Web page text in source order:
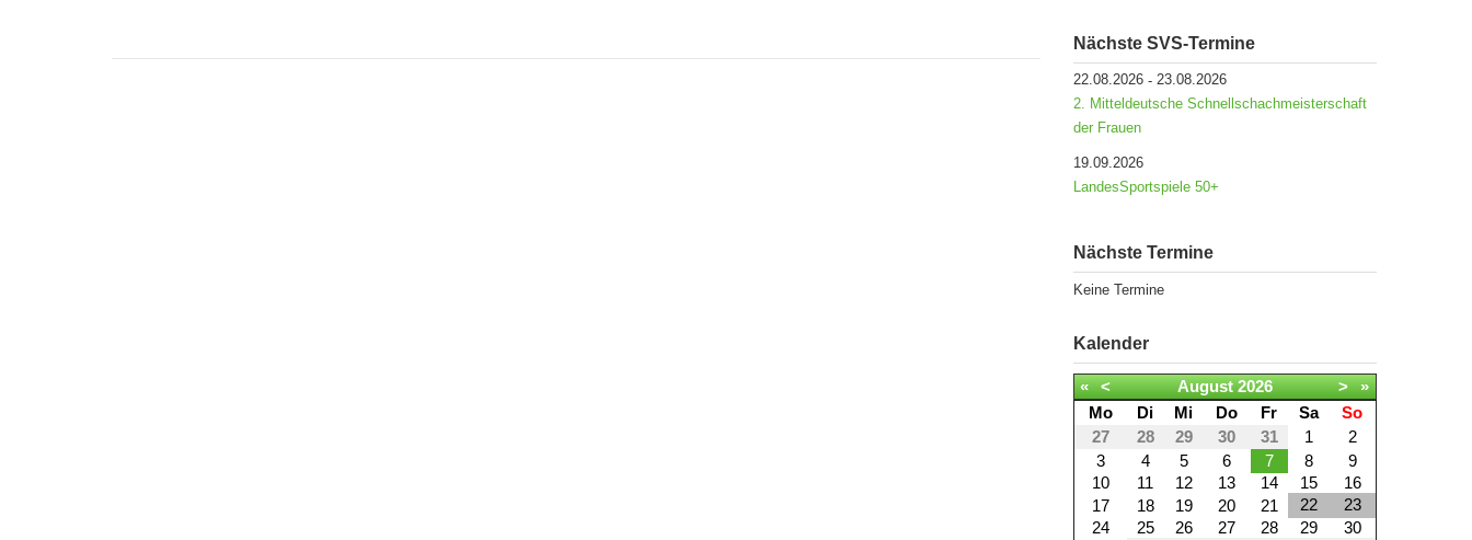
Nächste SVS-Termine
22.08.2026- 23.08.2026
2. Mitteldeutsche Schnellschachmeisterschaft
der Frauen
19.09.2026
LandesSportspiele 50+
Nächste Termine
Keine Termine
Kalender
« < August 2026 >
»
Mo
Di Mi Do Fr Sa
So
27
28 29 30 31 1
2
3
4 5 6 7 8
9
10
11 12 13 14 15
16
17
18 19 20 21 22
23
24
25 26 27 28 29
30